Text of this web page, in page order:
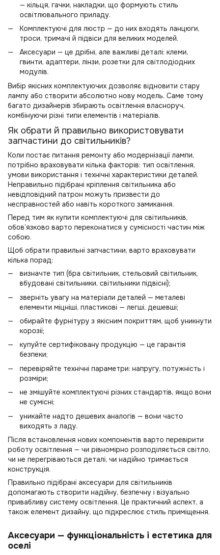
— кільця, гачки, накладки, що формують стиль
освітлювального приладу.
Комплектуючі для люстр — до них входять ланцюги,
троси, тримачі й підвіси для великих моделей.
Аксесуари — це дрібні, але важливі деталі: клеми,
гвинти, адаптери, лінзи, розетки для світлодіодних
модулів.
Вибір якісних комплектуючих дозволяє відновити стару
лампу або створити абсолютно нову модель. Саме тому
багато дизайнерів збирають освітлення власноруч,
комбінуючи різні типи елементів і матеріалів.
Як обрати й правильно використовувати
запчастини до світильників?
Коли постає питання ремонту або модернізації лампи,
потрібно враховувати кілька факторів: тип освітлення,
умови використання і технічні характеристики деталей.
Неправильно підібрані кріплення світильника або
невідповідний патрон можуть призвести до
несправностей або навіть короткого замикання.
Перед тим як купити комплектуючі для світильників,
обов’язково варто переконатися у сумісності частин між
собою.
Щоб обрати правильні запчастини, варто враховувати
кілька порад:
визначте тип (бра світильник, стельовий світильник,
вбудовані світильники, світильники підвісні);
зверніть увагу на матеріали деталей — металеві
елементи міцніші, пластикові — легші, дешевші;
обирайте фурнітуру з якісним покриттям, щоб уникнути
корозії;
купуйте сертифіковану продукцію — це гарантія
безпеки;
перевіряйте технічні параметри: напругу, потужність і
розміри;
не змішуйте комплектуючі різних стандартів, якщо вони
не сумісні;
уникайте надто дешевих аналогів — вони часто
виходять з ладу.
Після встановлення нових компонентів варто перевірити
роботу освітлення — чи рівномірно розподіляється світло,
чи не перегріваються деталі, чи надійно тримається
конструкція.
Правильно підібрані аксесуари для світильників
допомагають створити надійну, безпечну і візуально
привабливу систему освітлення. Це практичний аспект, а
також елемент дизайну, що підкреслює стиль приміщення.
Аксесуари — функціональність і естетика для
оселі